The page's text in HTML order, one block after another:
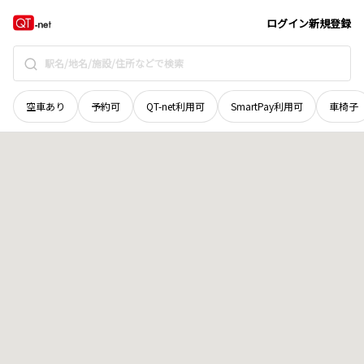
ログイン新規登録
空車あり 予約可 QT-net利用可 SmartPay利用可 車椅子
広島県